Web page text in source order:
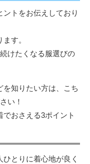
トをお伝えしており
す。
けたくなる服選びの
知りたい方は、こち
い！
おさえる3ポイント
とりに着心地が良く